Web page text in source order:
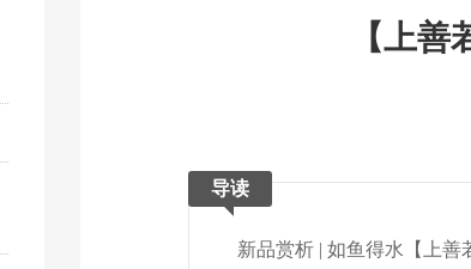
【上
导读
新品赏析 | 如鱼得水【上